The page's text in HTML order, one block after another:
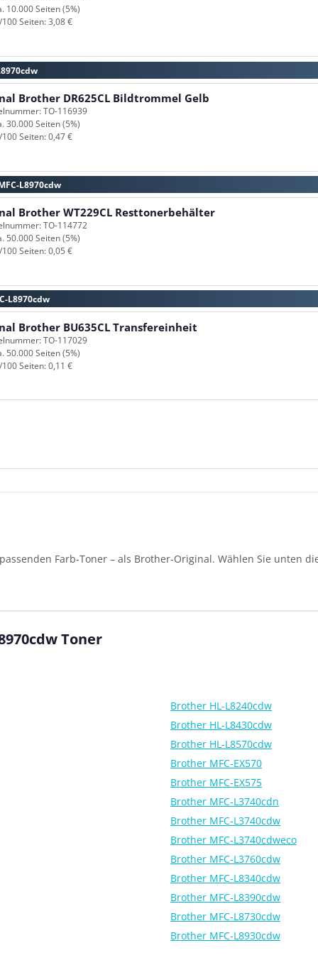
10.000 Seiten (5%)
Seiten: 3,08 €
Brother DR625CL Bildtrommel Gelb
TO-116939
30.000 Seiten (5%)
Seiten: 0,47 €
L8970cdw
Brother WT229CL Resttonerbehälter
TO-114772
50.000 Seiten (5%)
Seiten: 0,05 €
L8970cdw
Brother BU635CL Transfereinheit
TO-117029
50.000 Seiten (5%)
Seiten: 0,11 €
Farb-Toner – als Brother-Original. Wählen Sie unten
Toner
Brother HL-L8240cdw
Brother HL-L8430cdw
Brother HL-L8570cdw
Brother MFC-EX570
Brother MFC-EX575
Brother MFC-L3740cdn
Brother MFC-L3740cdw
Brother MFC-L3740cdweco
Brother MFC-L3760cdw
Brother MFC-L8340cdw
Brother MFC-L8390cdw
Brother MFC-L8730cdw
Brother MFC-L8930cdw